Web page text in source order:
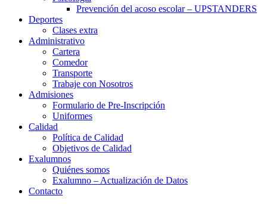
Prevención del acoso escolar – UPSTANDERS
Deportes
Clases extra
Administrativo
Cartera
Comedor
Transporte
Trabaje con Nosotros
Admisiones
Formulario de Pre-Inscripción
Uniformes
Calidad
Política de Calidad
Objetivos de Calidad
Exalumnos
Quiénes somos
Exalumno – Actualización de Datos
Contacto